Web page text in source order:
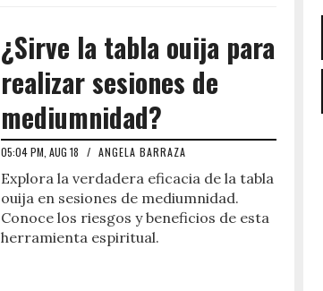
¿Sirve la tabla ouija para
realizar sesiones de
mediumnidad?
05:04 PM, AUG 18 / ANGELA BARRAZA
Explora la verdadera eficacia de la tabla
ouija en sesiones de mediumnidad.
Conoce los riesgos y beneficios de esta
herramienta espiritual.